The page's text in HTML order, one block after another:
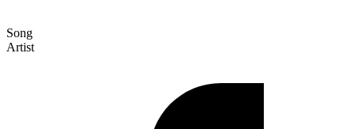
Song
Artist